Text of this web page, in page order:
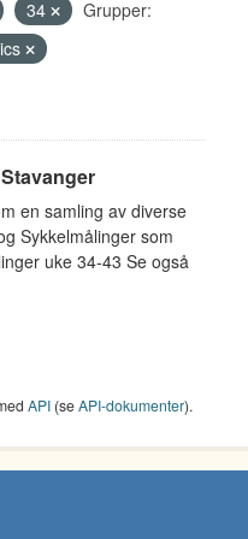
34
Grupper:
en samling av diverse
Sykkelmålinger som
uke 34-43 Se også
API (seAPI-dokumenter).